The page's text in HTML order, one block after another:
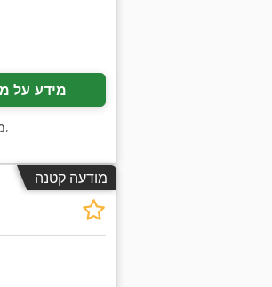
מידע על
,
מודעה קטנה